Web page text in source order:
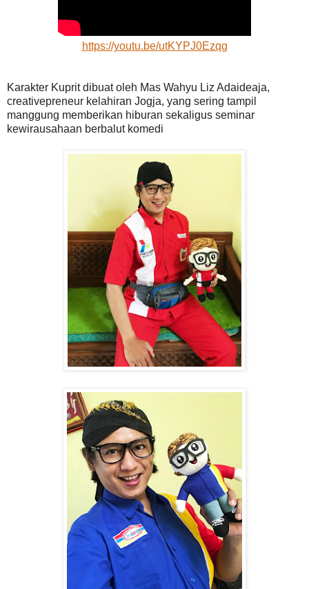
https://youtu.be/utKYPJ0Ezqg
Karakter Kuprit dibuat oleh Mas Wahyu Liz Adaideaja,
creativepreneur kelahiran Jogja, yang sering tampil
manggung memberikan hiburan sekaligus seminar
kewirausahaan berbalut komedi